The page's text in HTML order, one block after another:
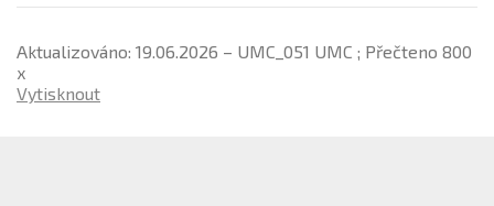
Aktualizováno: 19.06.2026 – UMC_051 UMC ; Přečteno 800
x
Vytisknout